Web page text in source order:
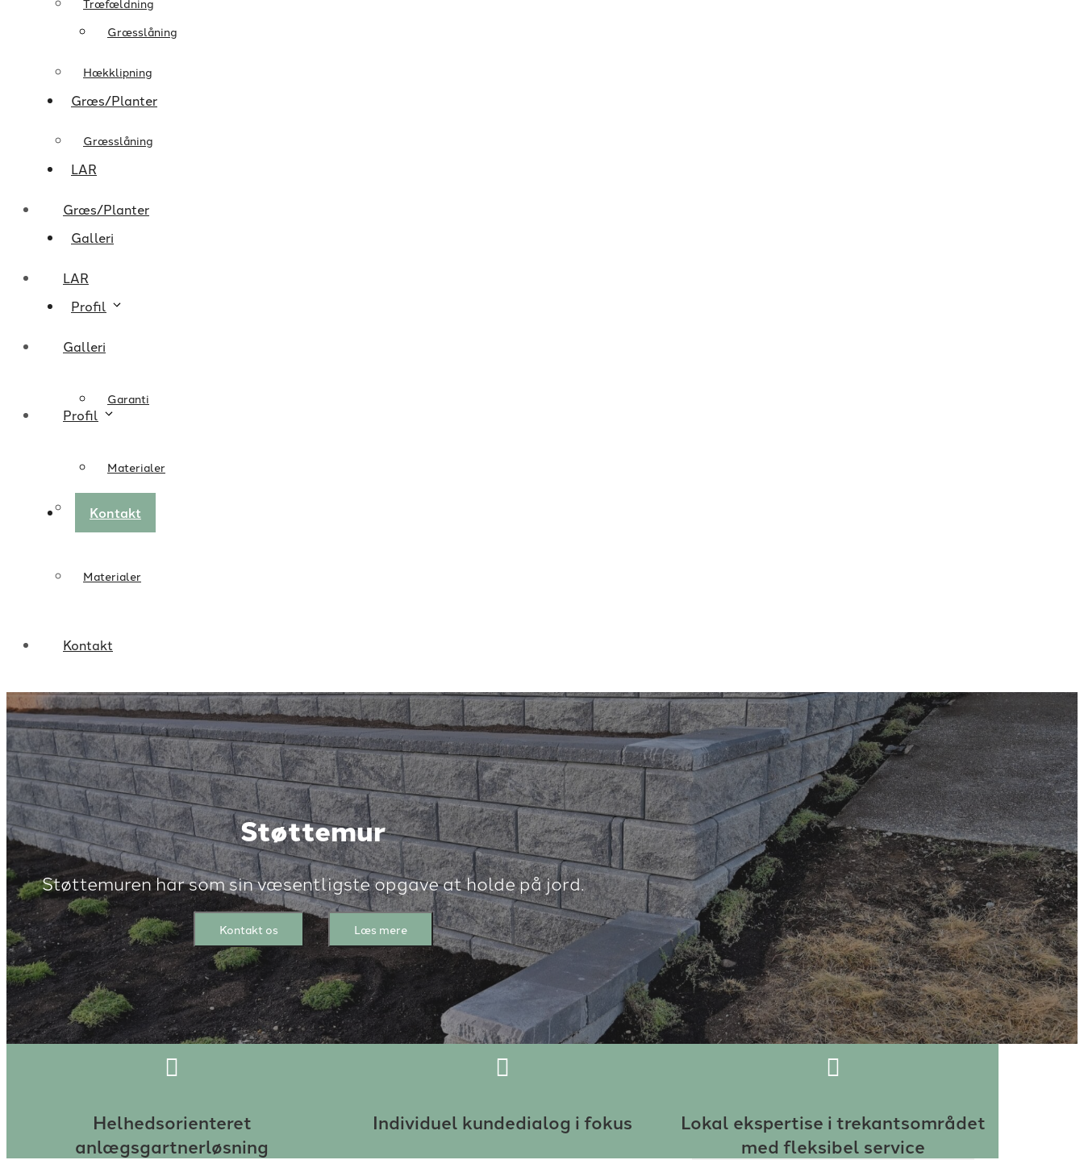
Græsslåning
Græs/Planter
LAR
Galleri
Profil
Garanti
Materialer
Kontakt
Træfældning
Hækklipning
Græsslåning
Græs/Planter
LAR
Galleri
Profil
Garanti
Materialer
Kontakt
Støttemur
Støttemuren har som sin væsentligste opgave at holde på jord.
Kontakt os Læs mere
Helhedsorienteret
anlægsgartnerløsning
Individuel kundedialog i fokus
Lokal ekspertise i trekantsområdet
med fleksibel service